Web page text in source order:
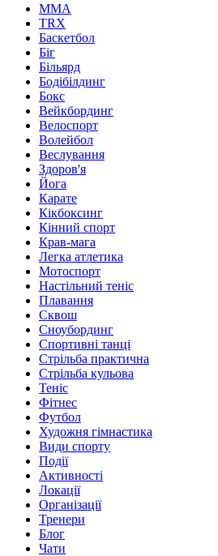
MMA
TRX
Баскетбол
Біг
Більярд
Бодібілдинг
Бокс
Вейкбординг
Велоспорт
Волейбол
Веслування
Здоров'я
Йога
Карате
Кікбоксинг
Кінний спорт
Крав-мага
Легка атлетика
Мотоспорт
Настільний теніс
Плавання
Сквош
Сноубординг
Спортивні танці
Стрільба практична
Стрільба кульова
Теніс
Фітнес
Футбол
Художня гімнастика
Види спорту
Події
Активності
Локації
Організації
Тренери
Блог
Чати